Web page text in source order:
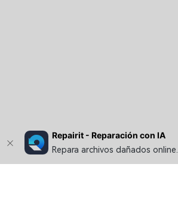
Repairit - Reparación con IA
Repara archivos dañados online.